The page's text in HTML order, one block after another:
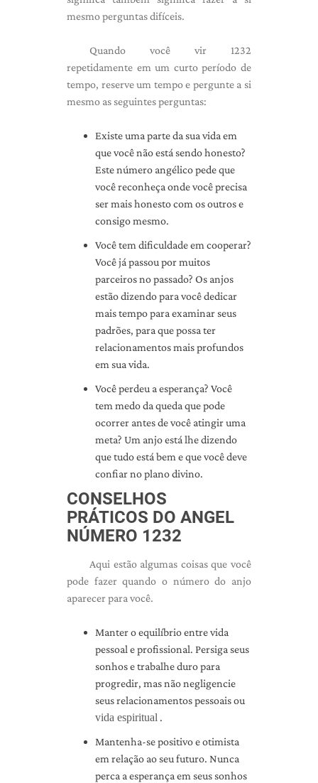
mesmo perguntas difíceis.
Quando você vir 1232
repetidamente em um curto período de
tempo, reserve um tempo e pergunte a si
mesmo as seguintes perguntas:
Existe uma parte da sua vida em
que você não está sendo honesto?
Este número angélico pede que
você reconheça onde você precisa
ser mais honesto com os outros e
consigo mesmo.
Você tem dificuldade em cooperar?
Você já passou por muitos
parceiros no passado? Os anjos
estão dizendo para você dedicar
mais tempo para examinar seus
padrões, para que possa ter
relacionamentos mais profundos
em sua vida.
Você perdeu a esperança? Você
tem medo da queda que pode
ocorrer antes de você atingir uma
meta? Um anjo está lhe dizendo
que tudo está bem e que você deve
confiar no plano divino.
CONSELHOS
PRÁTICOS DO ANGEL
NÚMERO 1232
Aqui estão algumas coisas que você
pode fazer quando o número do anjo
aparecer para você.
Manter o equilíbrio entre vida
pessoal e profissional. Persiga seus
sonhos e trabalhe duro para
progredir, mas não negligencie
seus relacionamentos pessoais ou
vida espiritual .
Mantenha-se positivo e otimista
em relação ao seu futuro. Nunca
perca a esperança em seus sonhos